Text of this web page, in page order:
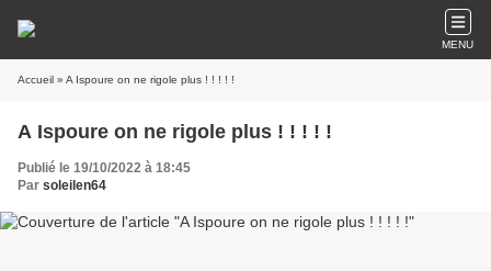
MENU
Accueil » A Ispoure on ne rigole plus ! ! ! ! !
A Ispoure on ne rigole plus ! ! ! ! !
Publié le 19/10/2022 à 18:45
Par soleilen64